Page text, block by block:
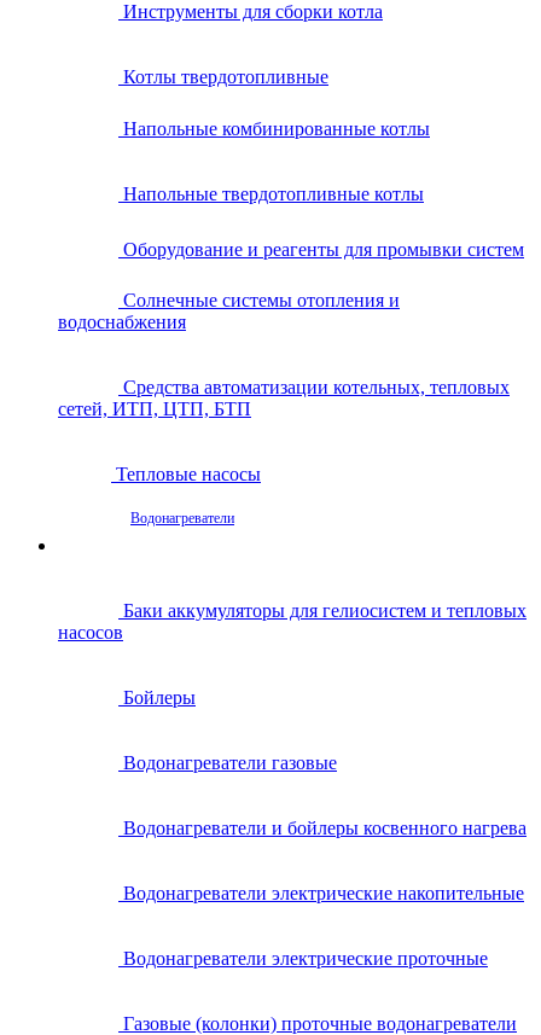
Инструменты для сборки котла
Котлы твердотопливные
Напольные комбинированные котлы
Напольные твердотопливные котлы
Оборудование и реагенты для промывки систем
Солнечные системы отопления и
водоснабжения
Средства автоматизации котельных, тепловых
сетей, ИТП, ЦТП, БТП
Тепловые насосы
Водонагреватели
Баки аккумуляторы для гелиосистем и тепловых
насосов
Бойлеры
Водонагреватели газовые
Водонагреватели и бойлеры косвенного нагрева
Водонагреватели электрические накопительные
Водонагреватели электрические проточные
Газовые (колонки) проточные водонагреватели